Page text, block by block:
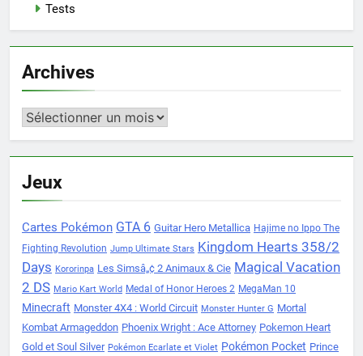
Tests
Archives
Archives
Jeux
Cartes Pokémon GTA 6 Guitar Hero Metallica Hajime no Ippo The
Fighting Revolution Jump Ultimate Stars Kingdom Hearts 358/2
Days Kororinpa Les Simsâ„¢ 2 Animaux & Cie Magical Vacation
2 DS Mario Kart World Medal of Honor Heroes 2 MegaMan 10
Minecraft Monster 4X4 : World Circuit Monster Hunter G Mortal
Kombat Armageddon Phoenix Wright : Ace Attorney Pokemon Heart
Gold et Soul Silver Pokémon Ecarlate et Violet Pokémon Pocket Prince